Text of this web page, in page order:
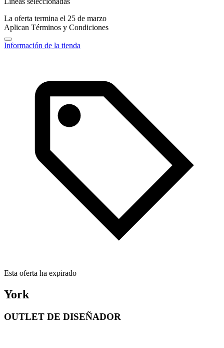
La oferta termina el 25 de marzo
Aplican Términos y Condiciones
Información de la tienda
Esta oferta ha expirado
York
OUTLET DE DISEÑADOR